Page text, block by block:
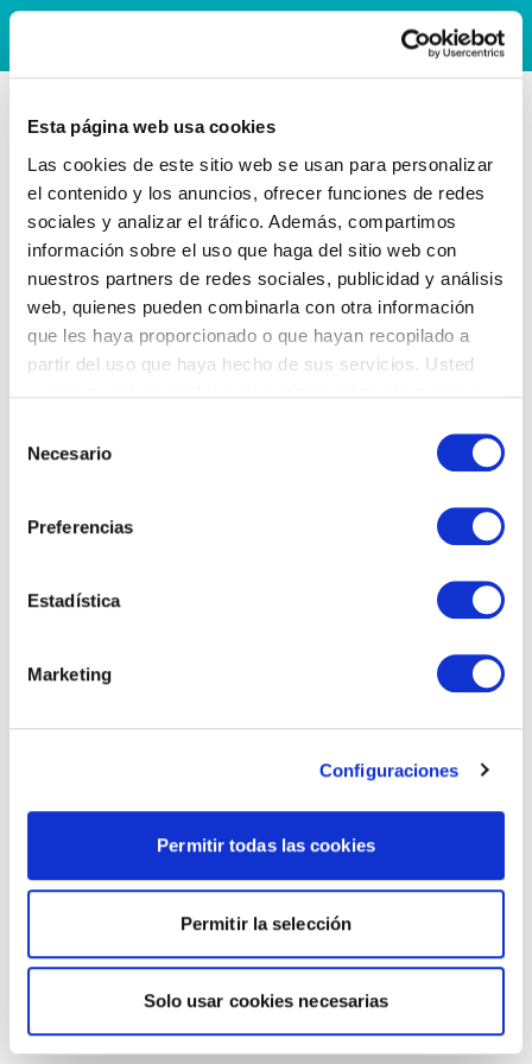
Esta página web usa cookies
Las cookies de este sitio web se usan para personalizar
el contenido y los anuncios, ofrecer funciones de redes
sociales y analizar el tráfico. Además, compartimos
información sobre el uso que haga del sitio web con
nuestros partners de redes sociales, publicidad y análisis
web, quienes pueden combinarla con otra información
que les haya proporcionado o que hayan recopilado a
partir del uso que haya hecho de sus servicios. Usted
Necesario
Preferencias
Estadística
Marketing
Configuraciones
Permitir todas las cookies
Permitir la selección
Solo usar cookies necesarias